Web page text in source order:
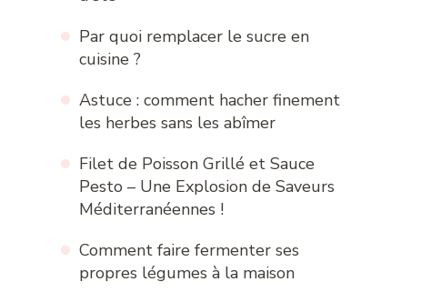
Par quoi remplacer le sucre en
cuisine ?
Astuce : comment hacher finement
les herbes sans les abîmer
Filet de Poisson Grillé et Sauce
Pesto – Une Explosion de Saveurs
Méditerranéennes !
Comment faire fermenter ses
propres légumes à la maison